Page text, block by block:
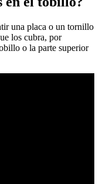
una placa o un tornillo
los cubra, por
o la parte superior